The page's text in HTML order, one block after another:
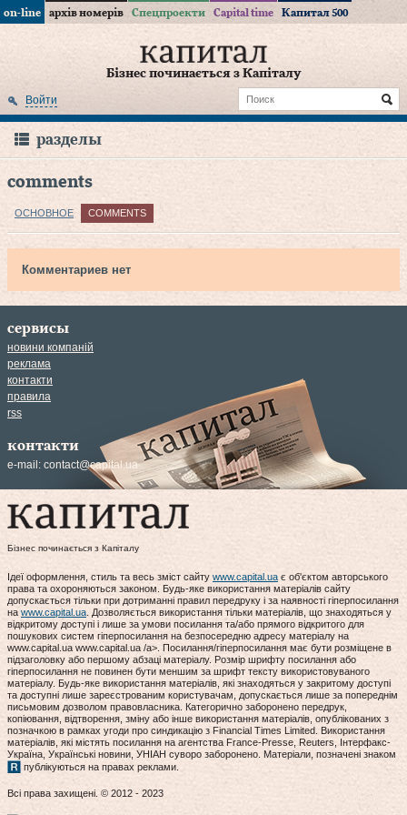
on-line архів номерів Спецпроекти Capital time Капитал 500
Бізнес починається з Капіталу
Войти
разделы
comments
ОСНОВНОЕ COMMENTS
Комментариев нет
сервисы
новини компаній
реклама
контакти
правила
rss
контакти
e-mail: contact@capital.ua
Бізнес починається з Капіталу
Ідеї оформлення, стиль та весь зміст сайту www.capital.ua є об'єктом авторського
права та охороняються законом. Будь-яке використання матеріалів сайту
допускається тільки при дотриманні правил передруку і за наявності гіперпосилання
на www.capital.ua . Дозволяється використання тільки матеріалів, що знаходяться у
відкритому доступі і лише за умови посилання та/або прямого відкритого для
пошукових систем гіперпосилання на безпосередню адресу матеріалу на
www.capital.ua www.capital.ua /a>. Посилання/гіперпосилання має бути розміщене в
підзаголовку або першому абзаці матеріалу. Розмір шрифту посилання або
гіперпосилання не повинен бути меншим за шрифт тексту використовуваного
матеріалу. Будь-яке використання матеріалів, які знаходяться у закритому доступі
та доступні лише зареєстрованим користувачам, допускається лише за попереднім
письмовим дозволом правовласника. Категорично заборонено передрук,
копіювання, відтворення, зміну або інше використання матеріалів, опублікованих з
позначкою в рамках угоди про синдикацію з Financial Times Limited. Використання
матеріалів, які містять посилання на агентства France-Presse, Reuters, Інтерфакс-
Україна, Українські новини, УНІАН суворо заборонено. Матеріали, позначені знаком
публікуються на правах реклами.
Всі права захищені. © 2012 - 2023